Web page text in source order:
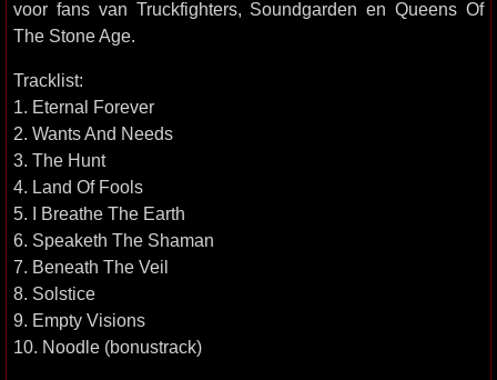
voor fans van Truckfighters, Soundgarden en Queens Of
The Stone Age.
Tracklist:
1. Eternal Forever
2. Wants And Needs
3. The Hunt
4. Land Of Fools
5. I Breathe The Earth
6. Speaketh The Shaman
7. Beneath The Veil
8. Solstice
9. Empty Visions
10. Noodle (bonustrack)